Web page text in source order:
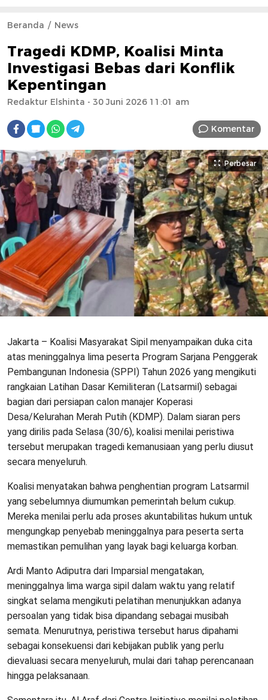
Beranda News
Tragedi KDMP, Koalisi Minta
Investigasi Bebas dari Konflik
Kepentingan
Redaktur Elshinta - 30 Juni 2026 11:01 am
Komentar
Perbesar
Jakarta – Koalisi Masyarakat Sipil menyampaikan duka cita
atas meninggalnya lima peserta Program Sarjana Penggerak
Pembangunan Indonesia (SPPI) Tahun 2026 yang mengikuti
rangkaian Latihan Dasar Kemiliteran (Latsarmil) sebagai
bagian dari persiapan calon manajer Koperasi
Desa/Kelurahan Merah Putih (KDMP). Dalam siaran pers
yang dirilis pada Selasa (30/6), koalisi menilai peristiwa
tersebut merupakan tragedi kemanusiaan yang perlu diusut
secara menyeluruh.
Koalisi menyatakan bahwa penghentian program Latsarmil
yang sebelumnya diumumkan pemerintah belum cukup.
Mereka menilai perlu ada proses akuntabilitas hukum untuk
mengungkap penyebab meninggalnya para peserta serta
memastikan pemulihan yang layak bagi keluarga korban.
Ardi Manto Adiputra dari Imparsial mengatakan,
meninggalnya lima warga sipil dalam waktu yang relatif
singkat selama mengikuti pelatihan menunjukkan adanya
persoalan yang tidak bisa dipandang sebagai musibah
semata. Menurutnya, peristiwa tersebut harus dipahami
sebagai konsekuensi dari kebijakan publik yang perlu
dievaluasi secara menyeluruh, mulai dari tahap perencanaan
hingga pelaksanaan.